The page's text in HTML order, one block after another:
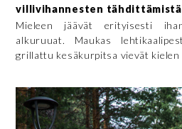
villivihannesten
Mieleen jäävät erityisesti
alkuruuat. Maukas
grillattu kesäkurpitsa vievät kielen